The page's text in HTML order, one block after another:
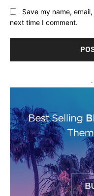
Save my name,
next time I comment.
-